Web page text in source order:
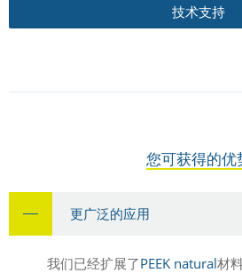
技术支持
您可获得的优
更广泛的应用
我们已经扩展了PEEK natural材